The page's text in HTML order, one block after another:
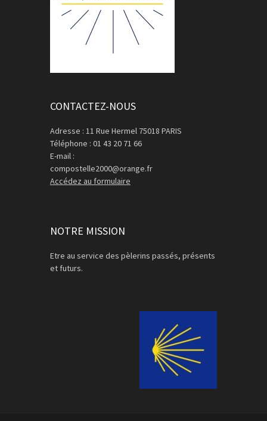
CONTACTEZ-NOUS
Adresse : 11 Rue Hermel 75018 PARIS
Téléphone : 01 43 20 71 66
E-mail :
compostelle2000@orange.fr
Accédez au formulaire
NOTRE MISSION
Etre au service des pèlerins passés, présents
et futurs.